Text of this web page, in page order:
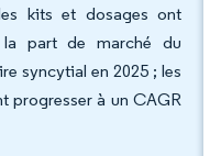
kits et dosages ont
part de marché du
syncytial en 2025 ; les
progresser à un CAGR